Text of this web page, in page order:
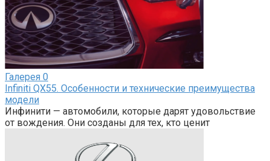
Галерея 0
Infiniti QX55. Особенности и технические преимущества
модели
Инфинити — автомобили, которые дарят удовольствие
от вождения. Они созданы для тех, кто ценит